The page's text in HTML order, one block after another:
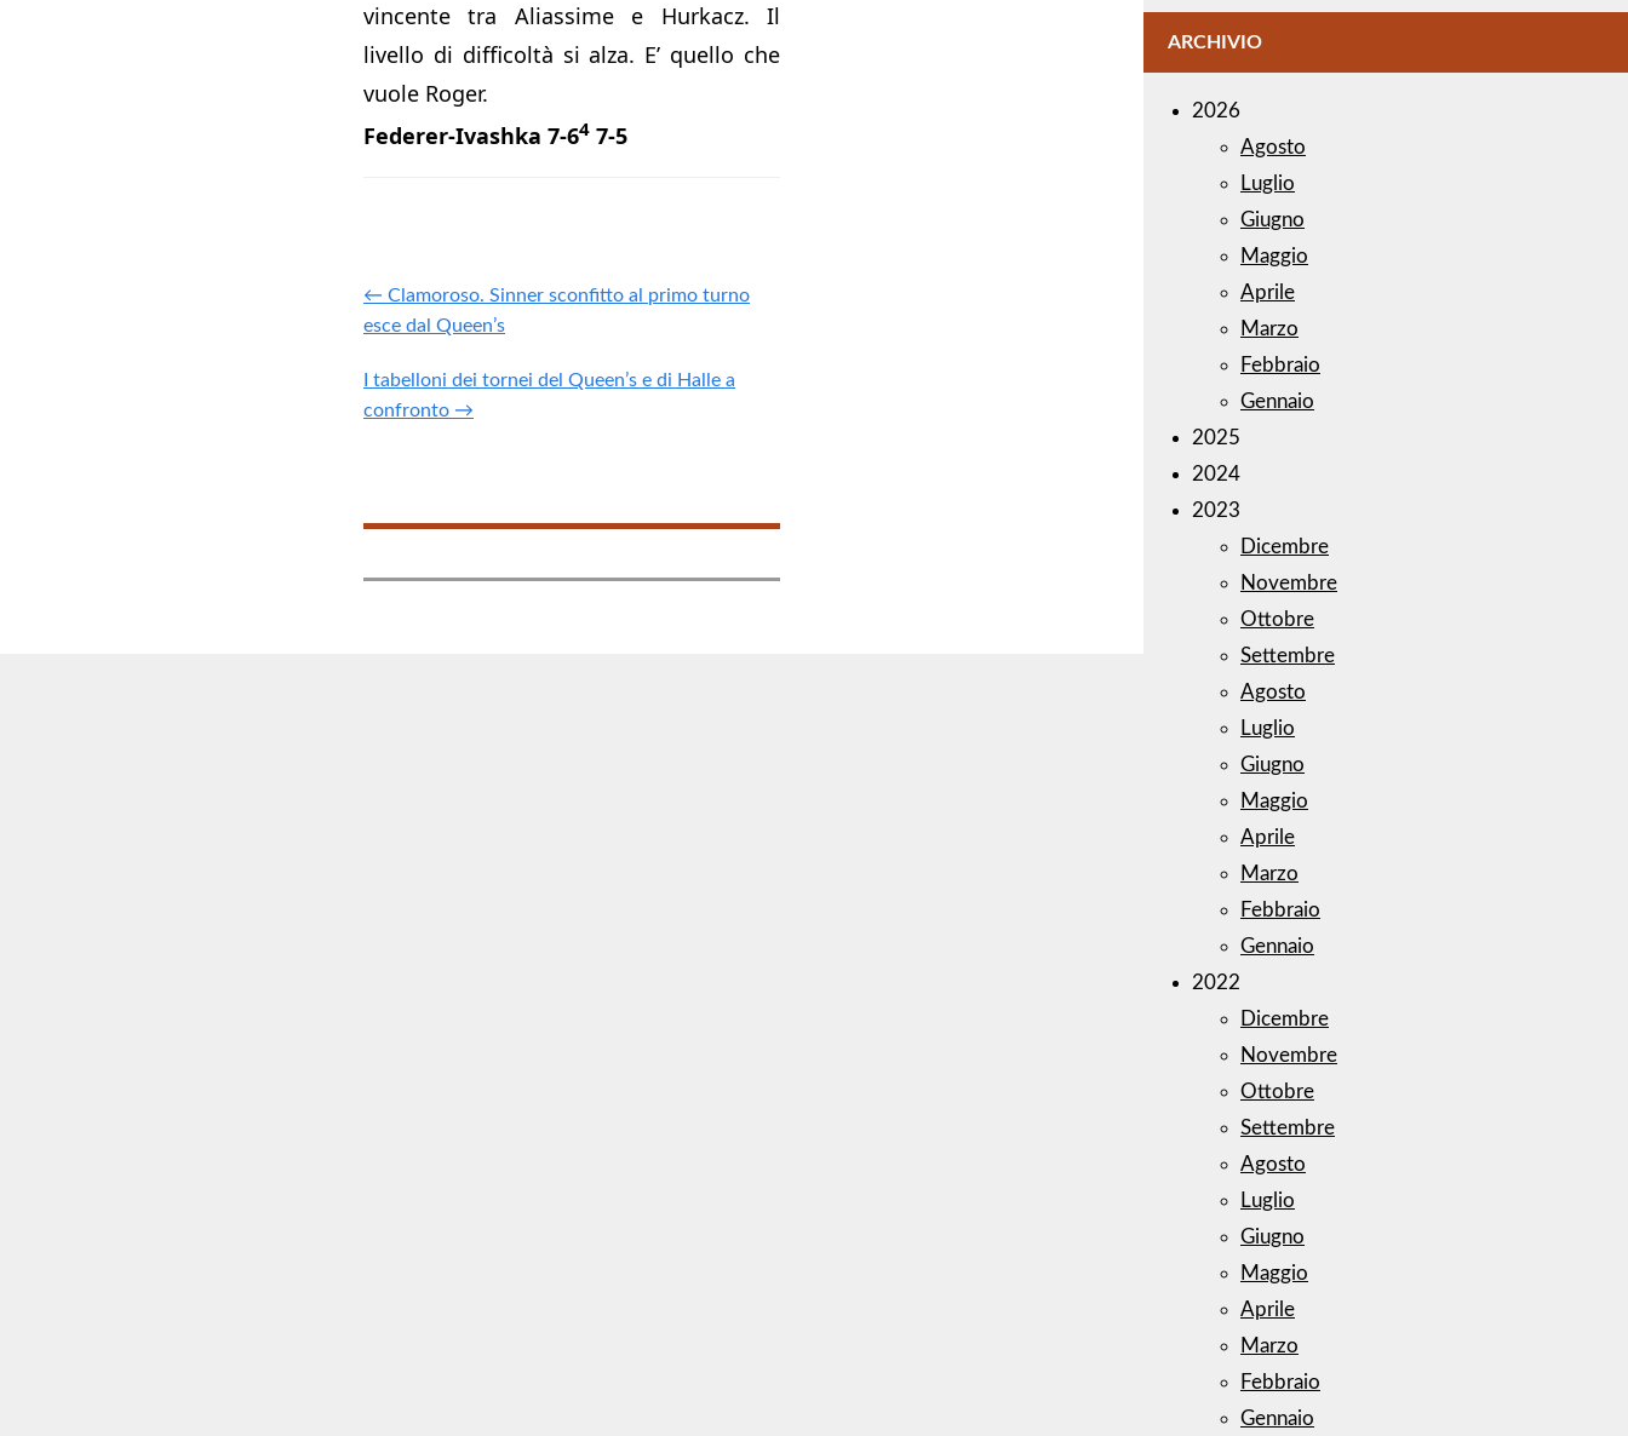
vincente tra Aliassime e Hurkacz. Il
livello di difficoltà si alza. E’ quello che
vuole Roger.
Federer-Ivashka 7-64 7-5
← Clamoroso. Sinner sconfitto al primo turno
esce dal Queen’s
I tabelloni dei tornei del Queen’s e di Halle a
confronto →
ARCHIVIO
2026
Agosto
Luglio
Giugno
Maggio
Aprile
Marzo
Febbraio
Gennaio
2025
2024
2023
Dicembre
Novembre
Ottobre
Settembre
Agosto
Luglio
Giugno
Maggio
Aprile
Marzo
Febbraio
Gennaio
2022
Dicembre
Novembre
Ottobre
Settembre
Agosto
Luglio
Giugno
Maggio
Aprile
Marzo
Febbraio
Gennaio